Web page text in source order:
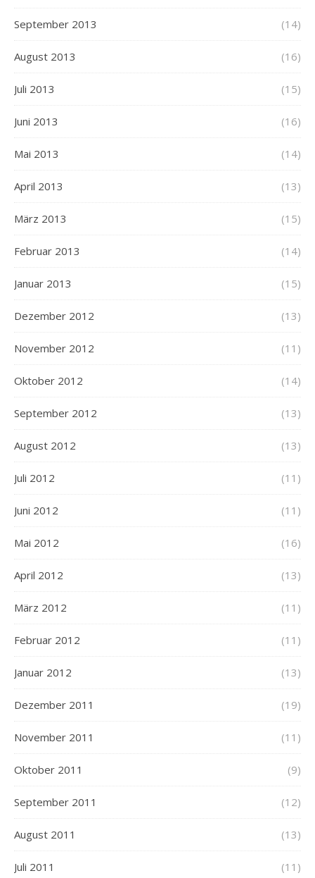
September 2013 (14)
August 2013 (16)
Juli 2013 (15)
Juni 2013 (16)
Mai 2013 (14)
April 2013 (13)
März 2013 (15)
Februar 2013 (14)
Januar 2013 (15)
Dezember 2012 (13)
November 2012 (11)
Oktober 2012 (14)
September 2012 (13)
August 2012 (13)
Juli 2012 (11)
Juni 2012 (11)
Mai 2012 (16)
April 2012 (13)
März 2012 (11)
Februar 2012 (11)
Januar 2012 (13)
Dezember 2011 (19)
November 2011 (11)
Oktober 2011 (9)
September 2011 (12)
August 2011 (13)
Juli 2011 (11)